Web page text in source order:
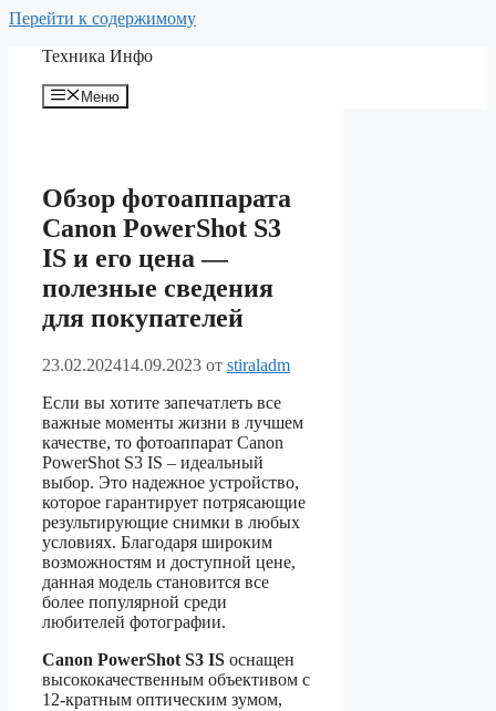
Перейти к содержимому
Техника Инфо
Меню
Обзор фотоаппарата
Canon PowerShot S3
IS и его цена —
полезные сведения
для покупателей
23.02.202414.09.2023 от stiraladm
Если вы хотите запечатлеть все
важные моменты жизни в лучшем
качестве, то фотоаппарат Canon
PowerShot S3 IS – идеальный
выбор. Это надежное устройство,
которое гарантирует потрясающие
результирующие снимки в любых
условиях. Благодаря широким
возможностям и доступной цене,
данная модель становится все
более популярной среди
любителей фотографии.
Canon PowerShot S3 IS оснащен
высококачественным объективом с
12-кратным оптическим зумом,